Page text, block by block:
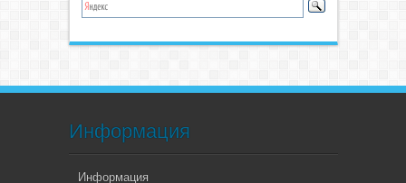
Информация
Информация